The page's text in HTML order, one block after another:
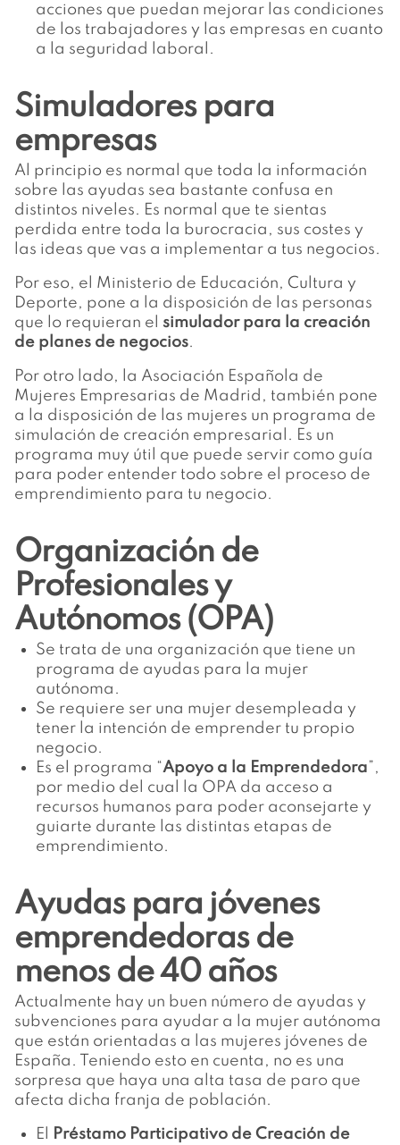
acciones que puedan mejorar las condiciones
de los trabajadores y las empresas en cuanto
a la seguridad laboral.
Simuladores para
empresas
Al principio es normal que toda la información
sobre las ayudas sea bastante confusa en
distintos niveles. Es normal que te sientas
perdida entre toda la burocracia, sus costes y
las ideas que vas a implementar a tus negocios.
Por eso, el Ministerio de Educación, Cultura y
Deporte, pone a la disposición de las personas
que lo requieran el simulador para la creación
de planes de negocios.
Por otro lado, la Asociación Española de
Mujeres Empresarias de Madrid, también pone
a la disposición de las mujeres un programa de
simulación de creación empresarial. Es un
programa muy útil que puede servir como guía
para poder entender todo sobre el proceso de
emprendimiento para tu negocio.
Organización de
Profesionales y
Autónomos (OPA)
Se trata de una organización que tiene un
programa de ayudas para la mujer
autónoma.
Se requiere ser una mujer desempleada y
tener la intención de emprender tu propio
negocio.
Es el programa “Apoyo a la Emprendedora”,
por medio del cual la OPA da acceso a
recursos humanos para poder aconsejarte y
guiarte durante las distintas etapas de
emprendimiento.
Ayudas para jóvenes
emprendedoras de
menos de 40 años
Actualmente hay un buen número de ayudas y
subvenciones para ayudar a la mujer autónoma
que están orientadas a las mujeres jóvenes de
España. Teniendo esto en cuenta, no es una
sorpresa que haya una alta tasa de paro que
afecta dicha franja de población.
El
Préstamo Participativo de Creación de